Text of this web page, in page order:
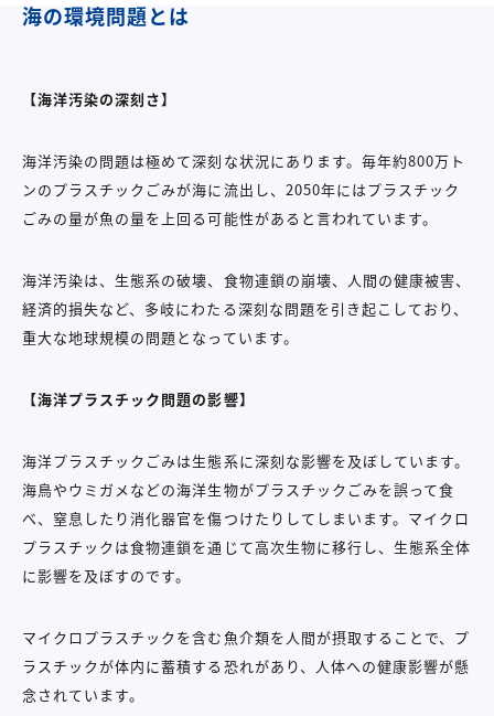
海の環境問題とは
【海洋汚染の深刻さ】
海洋汚染の問題は極めて深刻な状況にあります。毎年約800万ト
ンのプラスチックごみが海に流出し、2050年にはプラスチック
ごみの量が魚の量を上回る可能性があると言われています。
海洋汚染は、生態系の破壊、食物連鎖の崩壊、人間の健康被害、
経済的損失など、多岐にわたる深刻な問題を引き起こしており、
重大な地球規模の問題となっています。
【海洋プラスチック問題の影響】
海洋プラスチックごみは生態系に深刻な影響を及ぼしています。
海鳥やウミガメなどの海洋生物がプラスチックごみを誤って食
べ、窒息したり消化器官を傷つけたりしてしまいます。マイクロ
プラスチックは食物連鎖を通じて高次生物に移行し、生態系全体
に影響を及ぼすのです。
マイクロプラスチックを含む魚介類を人間が摂取することで、プ
ラスチックが体内に蓄積する恐れがあり、人体への健康影響が懸
念されています。